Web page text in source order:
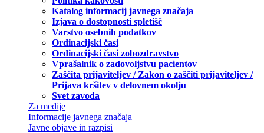
Katalog informacij javnega značaja
Izjava o dostopnosti spletišč
Varstvo osebnih podatkov
Ordinacijski časi
Ordinacijski časi zobozdravstvo
Vprašalnik o zadovoljstvu pacientov
Zaščita prijaviteljev / Zakon o zaščiti prijaviteljev /
Prijava kršitev v delovnem okolju
Svet zavoda
Za medije
Informacije javnega značaja
Javne objave in razpisi